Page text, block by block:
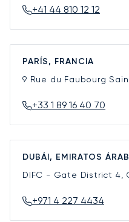
+41 44 810 12 12
PARÍS, FRANCIA
9 Rue du Faubourg
+33 1 89 16 40 70
DUBÁI, EMIRATOS
DIFC - Gate District 4,
+971 4 227 4434